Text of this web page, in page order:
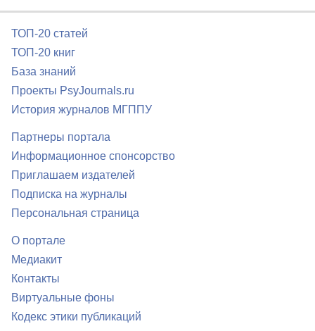
ТОП-20 статей
ТОП-20 книг
База знаний
Проекты PsyJournals.ru
История журналов МГППУ
Партнеры портала
Информационное спонсорство
Приглашаем издателей
Подписка на журналы
Персональная страница
О портале
Медиакит
Контакты
Виртуальные фоны
Кодекс этики публикаций